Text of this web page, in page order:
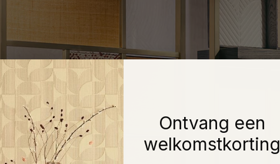
Ontvang een
welkomstkorting